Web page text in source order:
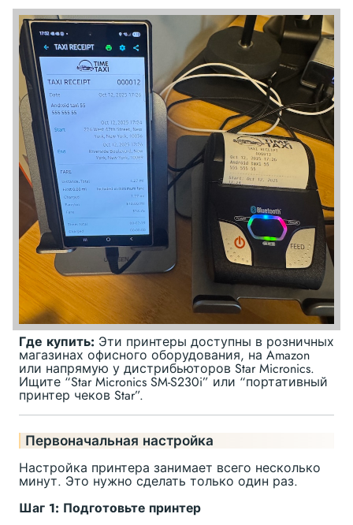
Где купить: Эти принтеры доступны в розничных
магазинах офисного оборудования, на Amazon
или напрямую у дистрибьюторов Star Micronics.
Ищите “Star Micronics SM-S230i” или “портативный
принтер чеков Star”.
Первоначальная настройка
Настройка принтера занимает всего несколько
минут. Это нужно сделать только один раз.
Шаг 1: Подготовьте принтер